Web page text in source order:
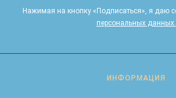
Нажимая на кнопку «Подписаться», я даю
персональных данных.
ИНФОРМАЦИЯ